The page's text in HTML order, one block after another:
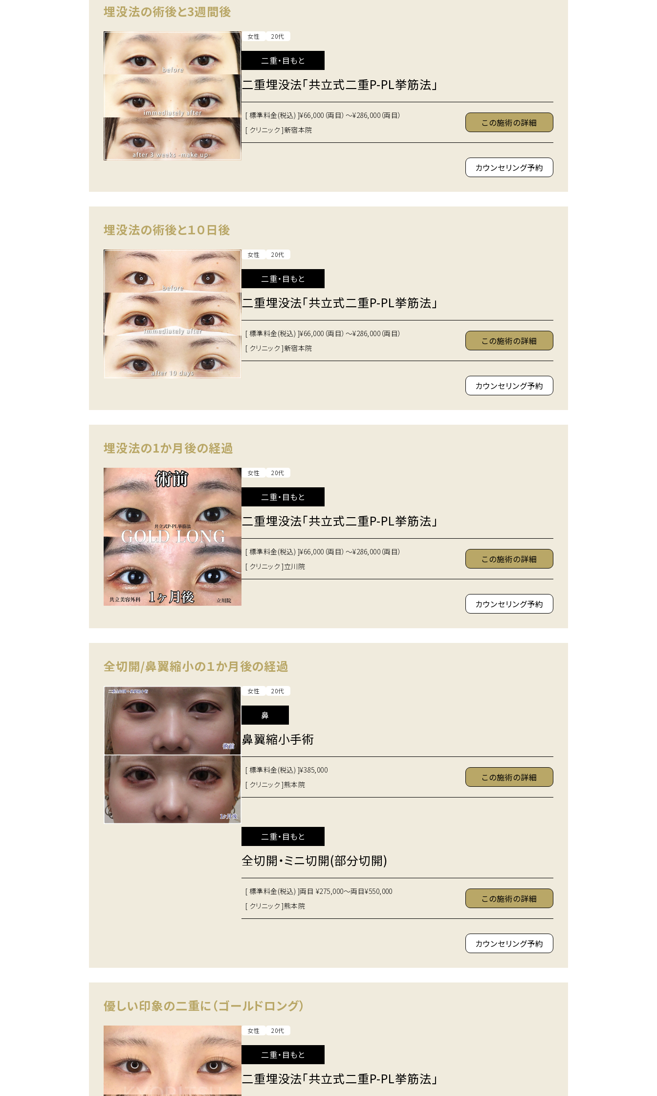
埋没法の術後と3週間後
女性 20代
二重・目もと
二重埋没法「共立式二重P-PL挙筋法」
[ 標準料金(税込) ]¥66,000（両目）～¥286,000（両目）
[ クリニック ]新宿本院
この施術の詳細
カウンセリング予約
埋没法の術後と１０日後
女性 20代
二重・目もと
二重埋没法「共立式二重P-PL挙筋法」
[ 標準料金(税込) ]¥66,000（両目）～¥286,000（両目）
[ クリニック ]新宿本院
この施術の詳細
カウンセリング予約
埋没法の1か月後の経過
女性 20代
二重・目もと
二重埋没法「共立式二重P-PL挙筋法」
[ 標準料金(税込) ]¥66,000（両目）～¥286,000（両目）
[ クリニック ]立川院
この施術の詳細
カウンセリング予約
全切開/鼻翼縮小の１か月後の経過
女性 20代
鼻
鼻翼縮小手術
[ 標準料金(税込) ]¥385,000
[ クリニック ]熊本院
この施術の詳細
二重・目もと
全切開・ミニ切開(部分切開)
[ 標準料金(税込) ]両目 ¥275,000～両目¥550,000
[ クリニック ]熊本院
この施術の詳細
カウンセリング予約
優しい印象の二重に（ゴールドロング）
女性 20代
二重・目もと
二重埋没法「共立式二重P-PL挙筋法」